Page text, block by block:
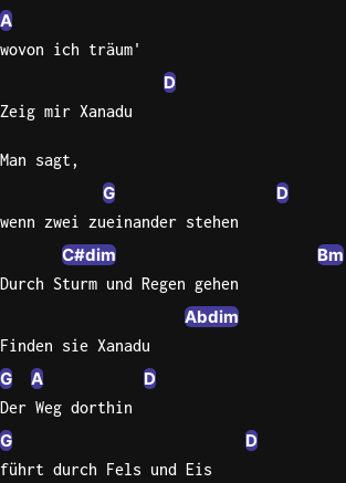
A
wovon ich träum'
D
Zeig mir Xanadu
Man sagt,
G D
wenn zwei zueinander stehen
C#dim Bm
Durch Sturm und Regen gehen
Abdim
Finden sie Xanadu
G A D
Der Weg dorthin
G D
führt durch Fels und Eis